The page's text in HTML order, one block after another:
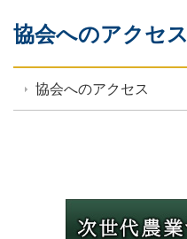
協会へのアクセス
協会へのアクセス